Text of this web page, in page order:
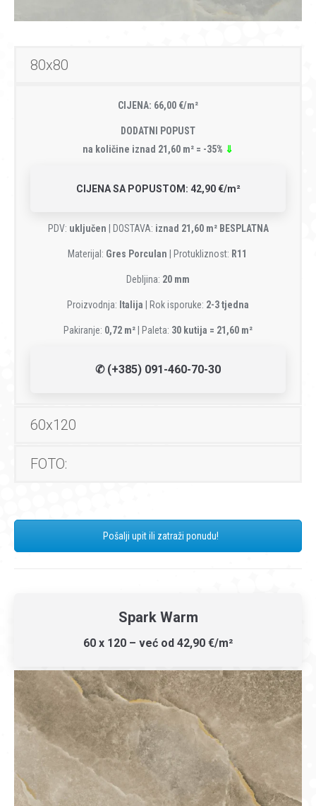
80x80
CIJENA: 66,00 €/m²
DODATNI POPUST
na količine iznad 21,60 m² = -35% ⇓
CIJENA SA POPUSTOM: 42,90 €/m²
PDV: uključen | DOSTAVA: iznad 21,60 m² BESPLATNA
Materijal: Gres Porculan | Protukliznost: R11
Debljina: 20 mm
Proizvodnja: Italija | Rok isporuke: 2-3 tjedna
Pakiranje: 0,72 m² | Paleta: 30 kutija = 21,60 m²
✆ (+385) 091-460-70-30
60x120
FOTO:
Pošalji upit ili zatraži ponudu!
Spark Warm
60 x 120 – već od 42,90 €/m²